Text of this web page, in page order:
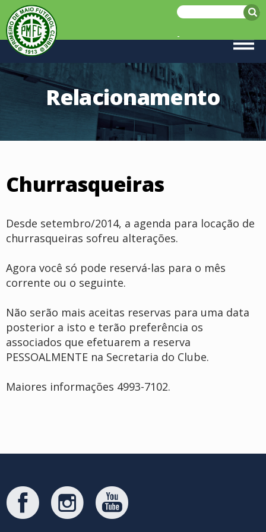
-
Relacionamento
Churrasqueiras
Desde setembro/2014, a agenda para locação de
churrasqueiras sofreu alterações.
Agora você só pode reservá-las para o mês
corrente ou o seguinte.
Não serão mais aceitas reservas para uma data
posterior a isto e terão preferência os
associados que efetuarem a reserva
PESSOALMENTE na Secretaria do Clube.
Maiores informações 4993-7102.